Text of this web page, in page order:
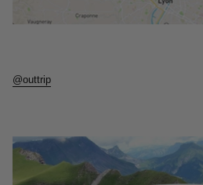
@outtrip